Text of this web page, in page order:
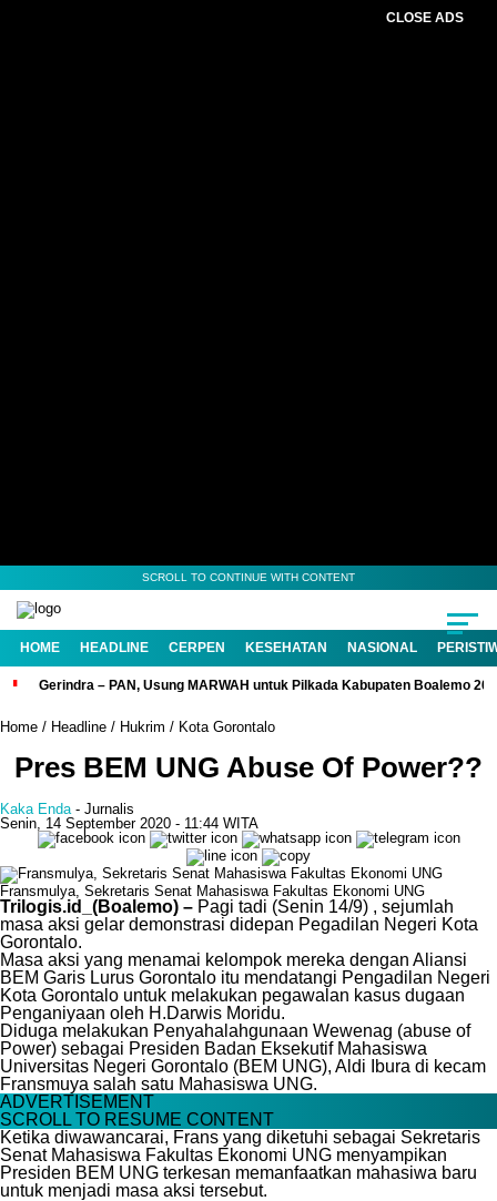
CLOSE ADS
SCROLL TO CONTINUE WITH CONTENT
HOME HEADLINE CERPEN KESEHATAN NASIONAL
Gerindra – PAN, Usung MARWAH untuk Pilkada Kabupaten Boalemo
Home / Headline / Hukrim / Kota Gorontalo
Pres BEM UNG Abuse Of Power??
Kaka Enda - Jurnalis
Senin, 14 September 2020 - 11:44 WITA
Fransmulya, Sekretaris Senat Mahasiswa Fakultas Ekonomi UNG
Trilogis.id_(Boalemo) – Pagi tadi (Senin 14/9) , sejumlah
masa aksi gelar demonstrasi didepan Pegadilan Negeri Kota
Gorontalo.
Masa aksi yang menamai kelompok mereka dengan Aliansi
BEM Garis Lurus Gorontalo itu mendatangi Pengadilan Negeri
Kota Gorontalo untuk melakukan pegawalan kasus dugaan
Penganiyaan oleh H.Darwis Moridu.
Diduga melakukan Penyahalahgunaan Wewenag (abuse of
Power) sebagai Presiden Badan Eksekutif Mahasiswa
Universitas Negeri Gorontalo (BEM UNG), Aldi Ibura di kecam
Fransmuya salah satu Mahasiswa UNG.
ADVERTISEMENT
SCROLL TO RESUME CONTENT
Ketika diwawancarai, Frans yang diketuhi sebagai Sekretaris
Senat Mahasiswa Fakultas Ekonomi UNG menyampikan
Presiden BEM UNG terkesan memanfaatkan mahasiwa baru
untuk menjadi masa aksi tersebut.